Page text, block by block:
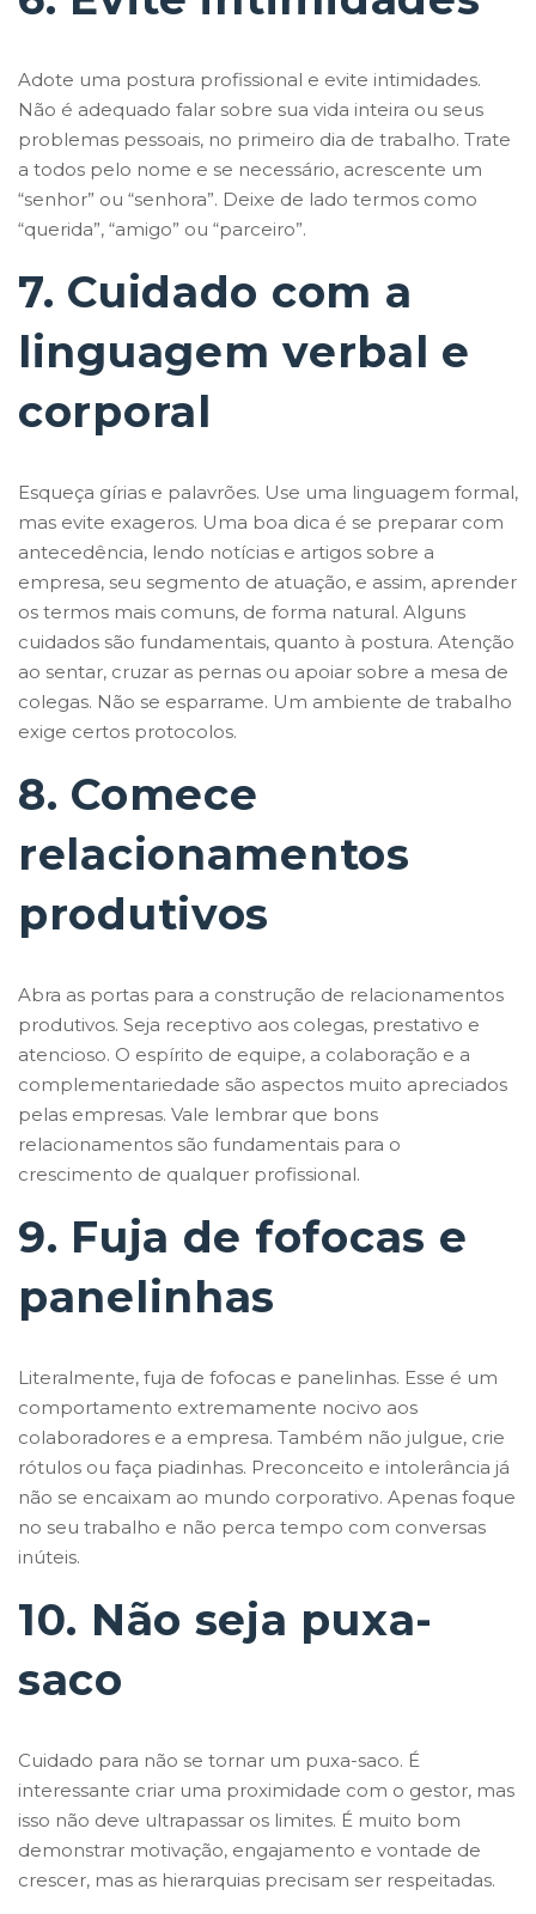
Adote uma postura profissional e evite intimidades.
Não é adequado falar sobre sua vida inteira ou seus
problemas pessoais, no primeiro dia de trabalho. Trate
a todos pelo nome e se necessário, acrescente um
“senhor” ou “senhora”. Deixe de lado termos como
“querida”, “amigo” ou “parceiro”.
7. Cuidado com a
linguagem verbal e
corporal
Esqueça gírias e palavrões. Use uma linguagem formal,
mas evite exageros. Uma boa dica é se preparar com
antecedência, lendo notícias e artigos sobre a
empresa, seu segmento de atuação, e assim, aprender
os termos mais comuns, de forma natural. Alguns
cuidados são fundamentais, quanto à postura. Atenção
ao sentar, cruzar as pernas ou apoiar sobre a mesa de
colegas. Não se esparrame. Um ambiente de trabalho
exige certos protocolos.
8. Comece
relacionamentos
produtivos
Abra as portas para a construção de relacionamentos
produtivos. Seja receptivo aos colegas, prestativo e
atencioso. O espírito de equipe, a colaboração e a
complementariedade são aspectos muito apreciados
pelas empresas. Vale lembrar que bons
relacionamentos são fundamentais para o
crescimento de qualquer profissional.
9. Fuja de fofocas e
panelinhas
Literalmente, fuja de fofocas e panelinhas. Esse é um
comportamento extremamente nocivo aos
colaboradores e a empresa. Também não julgue, crie
rótulos ou faça piadinhas. Preconceito e intolerância já
não se encaixam ao mundo corporativo. Apenas foque
no seu trabalho e não perca tempo com conversas
inúteis.
10. Não seja puxa-
saco
Cuidado para não se tornar um puxa-saco. É
interessante criar uma proximidade com o gestor, mas
isso não deve ultrapassar os limites. É muito bom
demonstrar motivação, engajamento e vontade de
crescer, mas as hierarquias precisam ser respeitadas.